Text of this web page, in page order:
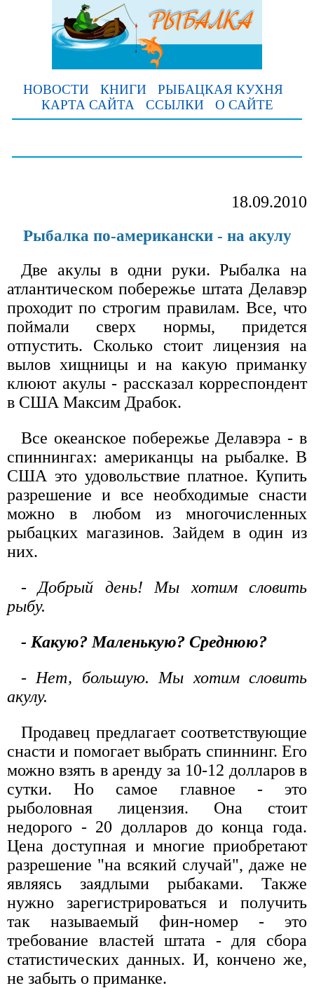
НОВОСТИ КНИГИ
РЫБАЦКАЯ КУХНЯ
КАРТА САЙТА
ССЫЛКИ О САЙТЕ
18.09.2010
Рыбалка по-американски - на акулу
Две акулы в одни руки. Рыбалка на
атлантическом побережье штата Делавэр
проходит по строгим правилам. Все, что
поймали сверх нормы, придется
отпустить. Сколько стоит лицензия на
вылов хищницы и на какую приманку
клюют акулы - рассказал корреспондент
в США Максим Драбок.
Все океанское побережье Делавэра - в
спиннингах: американцы на рыбалке. В
США это удовольствие платное. Купить
разрешение и все необходимые снасти
можно в любом из многочисленных
рыбацких магазинов. Зайдем в один из
них.
- Добрый день! Мы хотим словить
рыбу.
- Какую? Маленькую? Среднюю?
- Нет, большую. Мы хотим словить
акулу.
Продавец предлагает соответствующие
снасти и помогает выбрать спиннинг. Его
можно взять в аренду за 10-12 долларов в
сутки. Но самое главное - это
рыболовная лицензия. Она стоит
недорого - 20 долларов до конца года.
Цена доступная и многие приобретают
разрешение "на всякий случай", даже не
являясь заядлыми рыбаками. Также
нужно зарегистрироваться и получить
так называемый фин-номер - это
требование властей штата - для сбора
статистических данных. И, кончено же,
не забыть о приманке.